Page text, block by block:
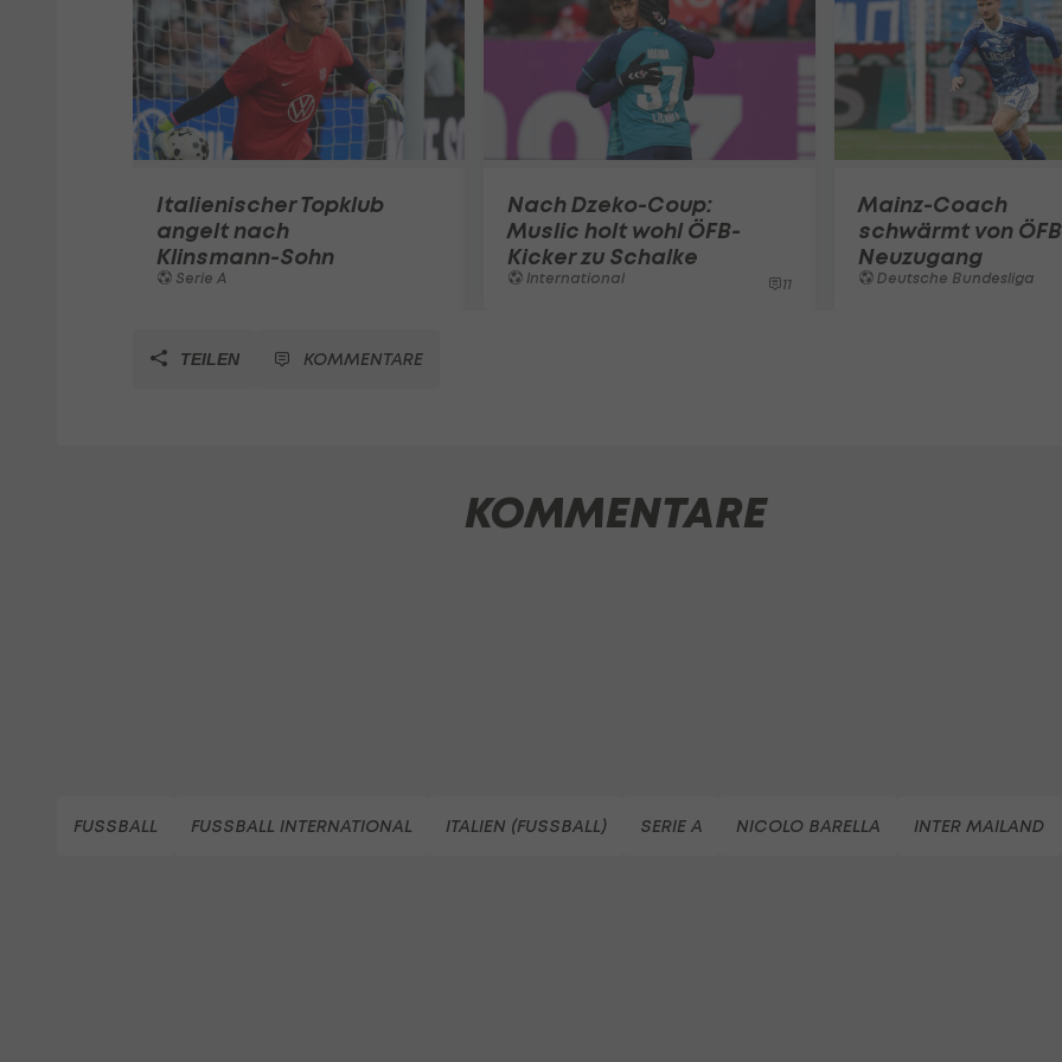
Italienischer Topklub
angelt nach
Klinsmann-Sohn
Serie A
Nach Dzeko-Coup:
Muslic holt wohl ÖFB-
Kicker zu Schalke
International 11
Mainz-Coach
schwärmt von
Neuzugang
Deutsche Bundesliga
TEILEN KOMMENTARE
KOMMENTARE
FUSSBALL FUSSBALL INTERNATIONAL ITALIEN (FUSSBALL) SERIE A NICOLO BARELLA INTER MAILAND